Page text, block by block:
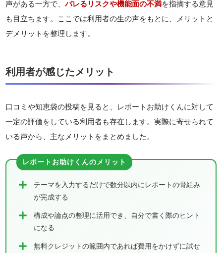
声がある一方で、バレるリスクや機能面の不満を指摘する意見
も目立ちます。ここでは利用者の生の声をもとに、メリットと
デメリットを整理します。
利用者が感じたメリット
口コミや知恵袋の投稿を見ると、レポートお助けくんに対して
一定の評価をしている利用者も存在します。実際に寄せられて
いる声から、主なメリットをまとめました。
テーマを入力するだけで数分以内にレポートの骨組み
が完成する
構成や論点の整理に活用でき、自分で書く際のヒント
になる
無料クレジットの範囲内であれば費用をかけずに試せ